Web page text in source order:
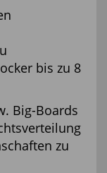
bis zu 8
Big-Boards
zu